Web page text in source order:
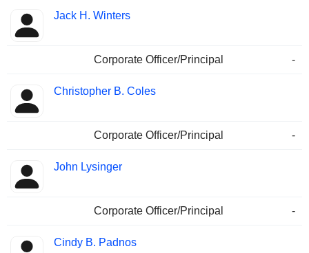
Jack H. Winters
Corporate Officer/Principal -
Christopher B. Coles
Corporate Officer/Principal -
John Lysinger
Corporate Officer/Principal -
Cindy B. Padnos